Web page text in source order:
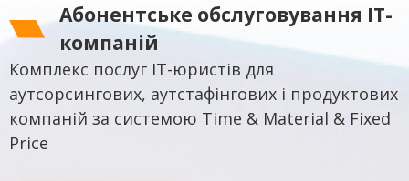
Абонентське обслуговування IT-
компаній
Комплекс послуг IT-юристів для
аутсорсингових, аутстафінгових і продуктових
компаній за системою Time & Material & Fixed
Price